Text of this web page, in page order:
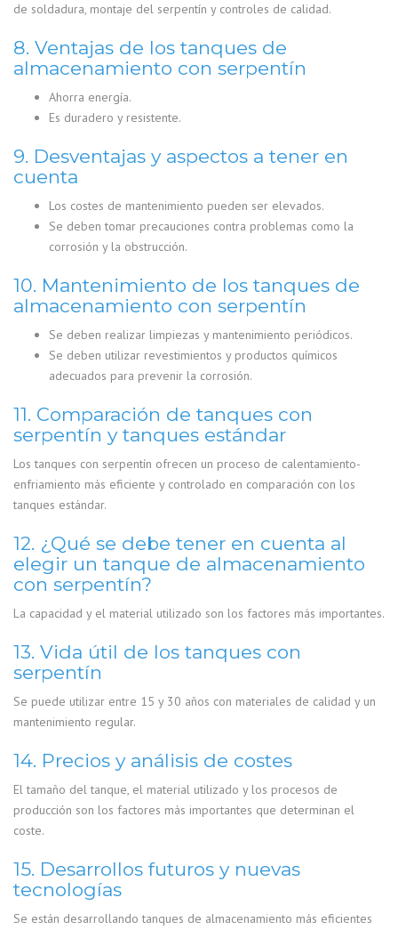
de soldadura, montaje del serpentín y controles de calidad.
8. Ventajas de los tanques de
almacenamiento con serpentín
Ahorra energía.
Es duradero y resistente.
9. Desventajas y aspectos a tener en
cuenta
Los costes de mantenimiento pueden ser elevados.
Se deben tomar precauciones contra problemas como la
corrosión y la obstrucción.
10. Mantenimiento de los tanques de
almacenamiento con serpentín
Se deben realizar limpiezas y mantenimiento periódicos.
Se deben utilizar revestimientos y productos químicos
adecuados para prevenir la corrosión.
11. Comparación de tanques con
serpentín y tanques estándar
Los tanques con serpentín ofrecen un proceso de calentamiento-
enfriamiento más eficiente y controlado en comparación con los
tanques estándar.
12. ¿Qué se debe tener en cuenta al
elegir un tanque de almacenamiento
con serpentín?
La capacidad y el material utilizado son los factores más importantes.
13. Vida útil de los tanques con
serpentín
Se puede utilizar entre 15 y 30 años con materiales de calidad y un
mantenimiento regular.
14. Precios y análisis de costes
El tamaño del tanque, el material utilizado y los procesos de
producción son los factores más importantes que determinan el
coste.
15. Desarrollos futuros y nuevas
tecnologías
Se están desarrollando tanques de almacenamiento más eficientes